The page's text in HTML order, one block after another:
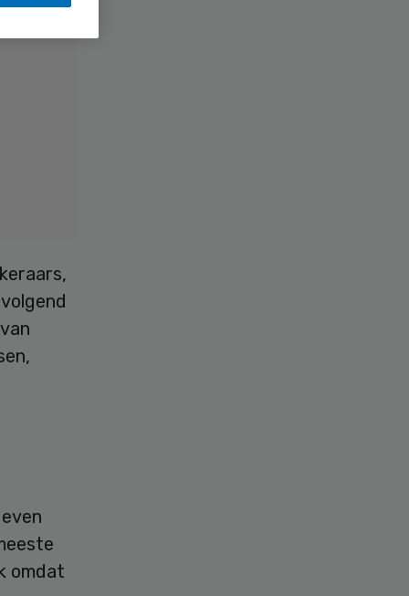
omdat